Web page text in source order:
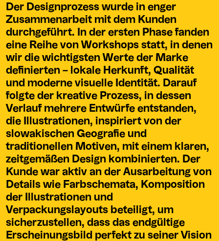
Der Designprozess wurde in enger
Zusammenarbeit mit dem Kunden
durchgeführt. In der ersten Phase fanden
eine Reihe von Workshops statt, in denen
wir die wichtigsten Werte der Marke
definierten – lokale Herkunft, Qualität
und moderne visuelle Identität. Darauf
folgte der kreative Prozess, in dessen
Verlauf mehrere Entwürfe entstanden,
die Illustrationen, inspiriert von der
slowakischen Geografie und
traditionellen Motiven, mit einem klaren,
zeitgemäßen Design kombinierten. Der
Kunde war aktiv an der Ausarbeitung von
Details wie Farbschemata, Komposition
der Illustrationen und
Verpackungslayouts beteiligt, um
sicherzustellen, dass das endgültige
Erscheinungsbild perfekt zu seiner Vision